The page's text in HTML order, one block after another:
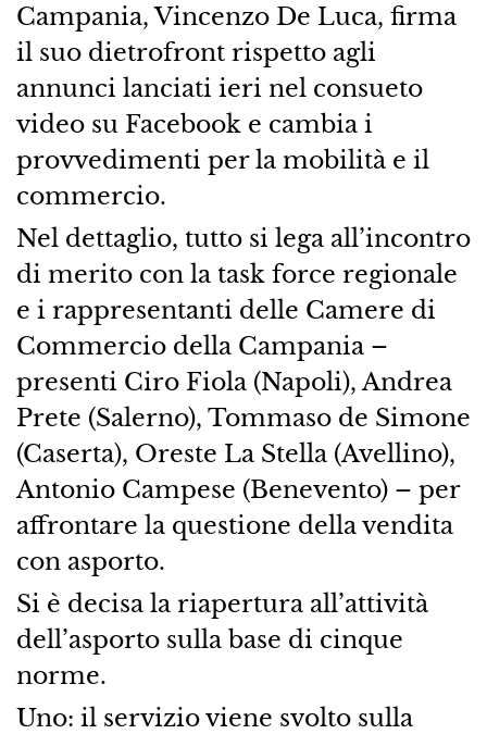
Campania, Vincenzo De Luca, firma
il suo dietrofront rispetto agli
annunci lanciati ieri nel consueto
video su Facebook e cambia i
provvedimenti per la mobilità e il
commercio.
Nel dettaglio, tutto si lega all’incontro
di merito con la task force regionale
e i rappresentanti delle Camere di
Commercio della Campania –
presenti Ciro Fiola (Napoli), Andrea
Prete (Salerno), Tommaso de Simone
(Caserta), Oreste La Stella (Avellino),
Antonio Campese (Benevento) – per
affrontare la questione della vendita
con asporto.
Si è decisa la riapertura all’attività
dell’asporto sulla base di cinque
norme.
Uno: il servizio viene svolto sulla